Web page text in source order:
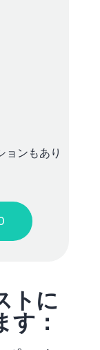
ョンもあり
トに
す：